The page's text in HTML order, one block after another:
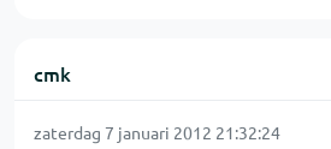
cmk
zaterdag 7 januari 2012 21:32:24